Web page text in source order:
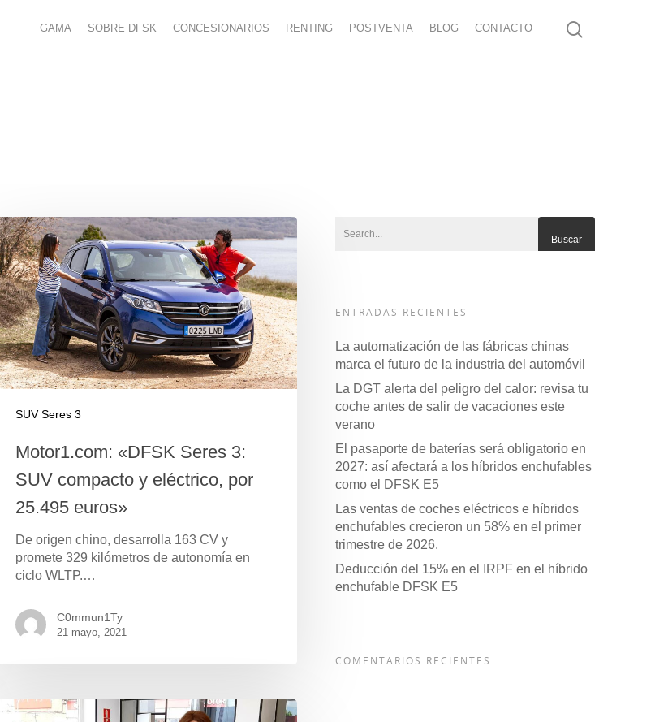
GAMA SOBRE DFSK CONCESIONARIOS RENTING POSTVENTA BLOG CONTACTO
SUV Seres 3
Motor1.com: «DFSK Seres 3:
SUV compacto y eléctrico, por
25.495 euros»
De origen chino, desarrolla 163 CV y
promete 329 kilómetros de autonomía en
ciclo WLTP.…
C0mmun1Ty
21 mayo, 2021
ENTRADAS RECIENTES
La automatización de las fábricas chinas
marca el futuro de la industria del automóvil
La DGT alerta del peligro del calor: revisa tu
coche antes de salir de vacaciones este
verano
El pasaporte de baterías será obligatorio en
2027: así afectará a los híbridos enchufables
como el DFSK E5
Las ventas de coches eléctricos e híbridos
enchufables crecieron un 58% en el primer
trimestre de 2026.
Deducción del 15% en el IRPF en el híbrido
enchufable DFSK E5
COMENTARIOS RECIENTES